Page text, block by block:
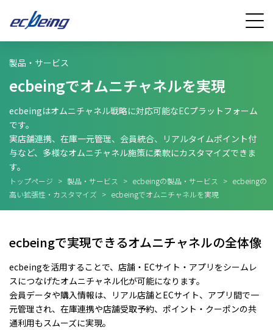
製品・サービス
ecbeingでオムニチャネルを実現
ecbeingはオムニチャネル戦略に対応可能なECプラットフォーム
です。
実店舗連携、在庫一元管理、会員統合、リアルタイムポイント付
与など、多様なオムニチャネル施策に柔軟にカスタマイズできま
す。
トップページ > 製品・サービス > ecbeingの製品・サービス > ecbeingの
高い拡張性・カスタマイズ > ecbeingでオムニチャネルを実現
ecbeingで実現できるオムニチャネルの全体像
ecbeingを活用することで、店舗・ECサイト・アプリをシームレ
スにつなげたオムニチャネル化が可能になります。
会員データや購入情報は、リアル店舗とECサイト、アプリ間で一
元管理され、在庫連携や店舗受取予約、ポイント・クーポンの共
通利用もスムーズに実現。